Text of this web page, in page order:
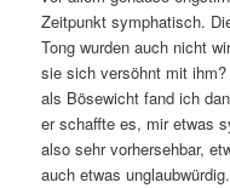
Zeitpunkt symphatisch.
Tong wurden auch nicht
sie sich versöhnt mit
als Bösewicht fand ich
er schaffte es, mir etwas
also sehr vorhersehbar,
auch etwas unglaubwürdig.